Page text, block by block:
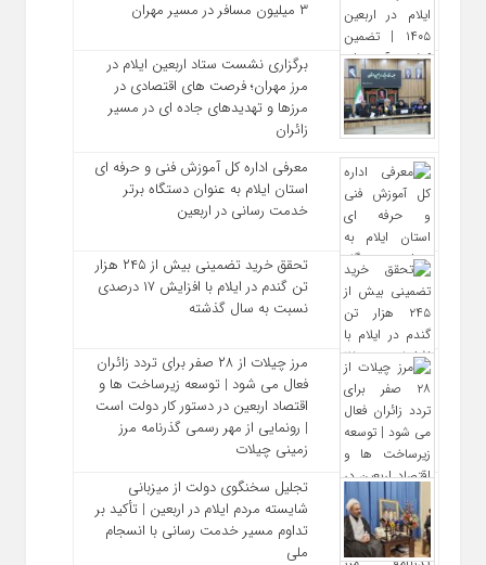
۳ میلیون مسافر در مسیر مهران
برگزاری نشست ستاد اربعین ایلام در
مرز مهران؛ فرصت‌ های اقتصادی در
مرزها و تهدیدهای جاده‌ ای در مسیر
زائران
معرفی اداره کل آموزش فنی و حرفه‌ ای
استان ایلام به‌ عنوان دستگاه برتر
خدمت‌ رسانی در اربعین
تحقق خرید تضمینی بیش از ۲۴۵ هزار
تن گندم در ایلام با افزایش ۱۷ درصدی
نسبت به سال گذشته
مرز چیلات از ۲۸ صفر برای تردد زائران
فعال می‌ شود | توسعه زیرساخت‌ ها و
اقتصاد اربعین در دستور کار دولت است
| رونمایی از مهر رسمی گذرنامه مرز
زمینی چیلات
تجلیل سخنگوی دولت از میزبانی
شایسته مردم ایلام در اربعین | تأکید بر
تداوم مسیر خدمت‌ رسانی با انسجام
ملی